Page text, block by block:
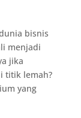
bisnis
menjadi
jika
titik lemah?
yang